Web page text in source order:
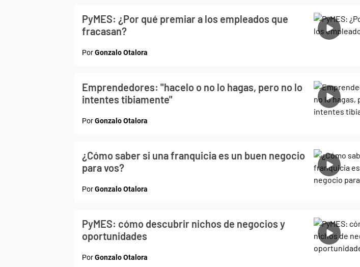
PyMES: ¿Por qué premiar a los empleados que
fracasan?
PorGonzalo Otalora
Emprendedores: "hacelo o no lo hagas, pero no lo
intentes tibiamente"
PorGonzalo Otalora
¿Cómo saber si una franquicia es un buen negocio
para vos?
PorGonzalo Otalora
PyMES: cómo descubrir nichos de negocios y
oportunidades
PorGonzalo Otalora